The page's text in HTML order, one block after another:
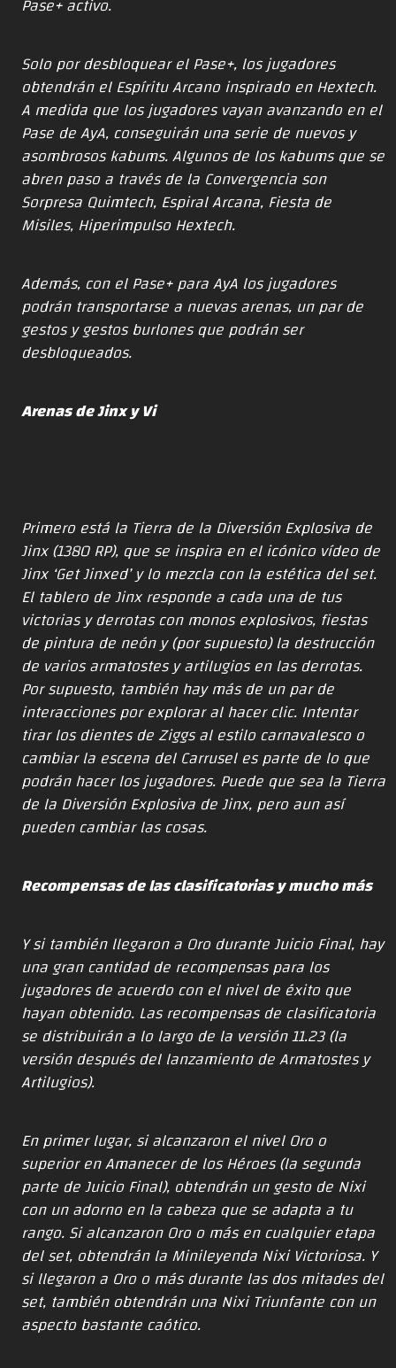
Pase+ activo.
Solo por desbloquear el Pase+, los jugadores
obtendrán el Espíritu Arcano inspirado en Hextech.
A medida que los jugadores vayan avanzando en el
Pase de AyA, conseguirán una serie de nuevos y
asombrosos kabums. Algunos de los kabums que se
abren paso a través de la Convergencia son
Sorpresa Quimtech, Espiral Arcana, Fiesta de
Misiles, Hiperimpulso Hextech.
Además, con el Pase+ para AyA los jugadores
podrán transportarse a nuevas arenas, un par de
gestos y gestos burlones que podrán ser
desbloqueados.
Arenas de Jinx y Vi
Primero está la Tierra de la Diversión Explosiva de
Jinx (1380 RP), que se inspira en el icónico vídeo de
Jinx ‘Get Jinxed’ y lo mezcla con la estética del set.
El tablero de Jinx responde a cada una de tus
victorias y derrotas con monos explosivos, fiestas
de pintura de neón y (por supuesto) la destrucción
de varios armatostes y artilugios en las derrotas.
Por supuesto, también hay más de un par de
interacciones por explorar al hacer clic. Intentar
tirar los dientes de Ziggs al estilo carnavalesco o
cambiar la escena del Carrusel es parte de lo que
podrán hacer los jugadores. Puede que sea la Tierra
de la Diversión Explosiva de Jinx, pero aun así
pueden cambiar las cosas.
Recompensas de las clasificatorias y mucho más
Y si también llegaron a Oro durante Juicio Final, hay
una gran cantidad de recompensas para los
jugadores de acuerdo con el nivel de éxito que
hayan obtenido. Las recompensas de clasificatoria
se distribuirán a lo largo de la versión 11.23 (la
versión después del lanzamiento de Armatostes y
Artilugios).
En primer lugar, si alcanzaron el nivel Oro o
superior en Amanecer de los Héroes (la segunda
parte de Juicio Final), obtendrán un gesto de Nixi
con un adorno en la cabeza que se adapta a tu
rango. Si alcanzaron Oro o más en cualquier etapa
del set, obtendrán la Minileyenda Nixi Victoriosa. Y
si llegaron a Oro o más durante las dos mitades del
set, también obtendrán una Nixi Triunfante con un
aspecto bastante caótico.